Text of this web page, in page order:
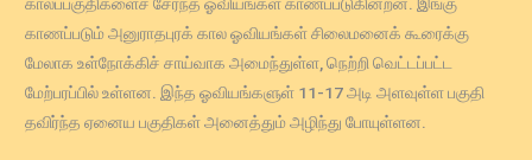
காணப்படும் அனுராதபுரக் கால ஓவியங்கள் சிலைமனைக் கூரைக்கு
மேலாக உள்நோக்கிச் சாய்வாக அமைந்துள்ள, நெற்றி வெட்டப்பட்ட
மேற்பரப்பில் உள்ளன. இந்த ஓவியங்களுள் 11-17 அடி அளவுள்ள பகுதி
தவிர்ந்த ஏனைய பகுதிகள் அனைத்தும் அழிந்து போயுள்ளன.